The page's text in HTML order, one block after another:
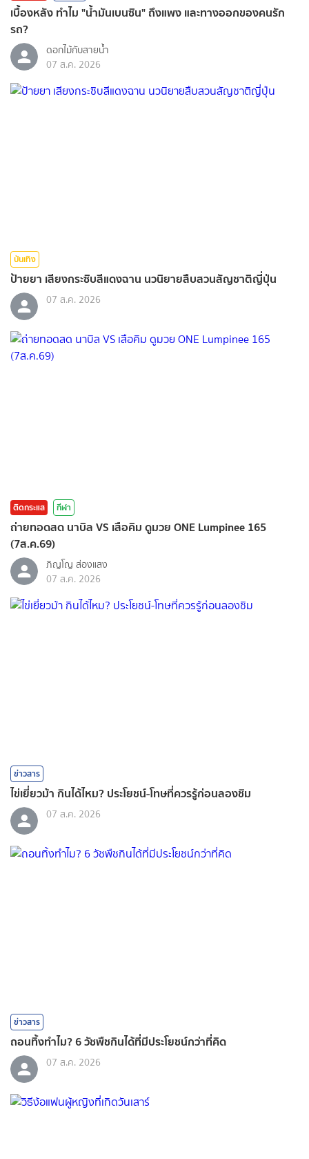
เบื้องหลัง ทำไม "น้ำมันเบนซิน" ถึงแพง และทางออกของคนรัก
รถ?
ดอกไม้กับสายน้ำ
07 ส.ค. 2026
บันเทิง
ป้ายยา เสียงกระซิบสีแดงฉาน นวนิยายสืบสวนสัญชาติญี่ปุ่น
07 ส.ค. 2026
ติดกระแส กีฬา
ถ่ายทอดสด นาบิล VS เสือคิม ดูมวย ONE Lumpinee 165
(7ส.ค.69)
ภิญโญ ส่องแสง
07 ส.ค. 2026
ข่าวสาร
ไข่เยี่ยวม้า กินได้ไหม? ประโยชน์-โทษที่ควรรู้ก่อนลองชิม
07 ส.ค. 2026
ข่าวสาร
ถอนทิ้งทำไม? 6 วัชพืชกินได้ที่มีประโยชน์กว่าที่คิด
07 ส.ค. 2026